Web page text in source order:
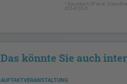
* Baumbach SF et al.:
025-4722-4).
Das könnte Sie auch
AUFTAKTVERANSTALTUNG